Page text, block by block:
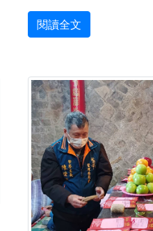
閱讀全文